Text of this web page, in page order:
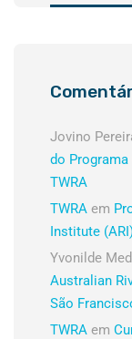
Jovino
do
TWRA
TWRA em
Institute
Yvonilde
Australian
São
TWRA em